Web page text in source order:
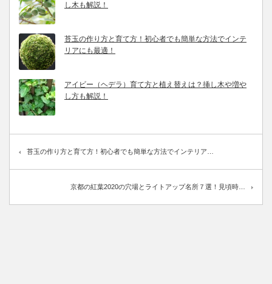
し木も解説！
苔玉の作り方と育て方！初心者でも簡単な方法でインテ
リアにも最適！
アイビー（ヘデラ）育て方と植え替えは？挿し木や増や
し方も解説！
苔玉の作り方と育て方！初心者でも簡単な方法でインテリア…
京都の紅葉2020の穴場とライトアップ名所７選！見頃時…